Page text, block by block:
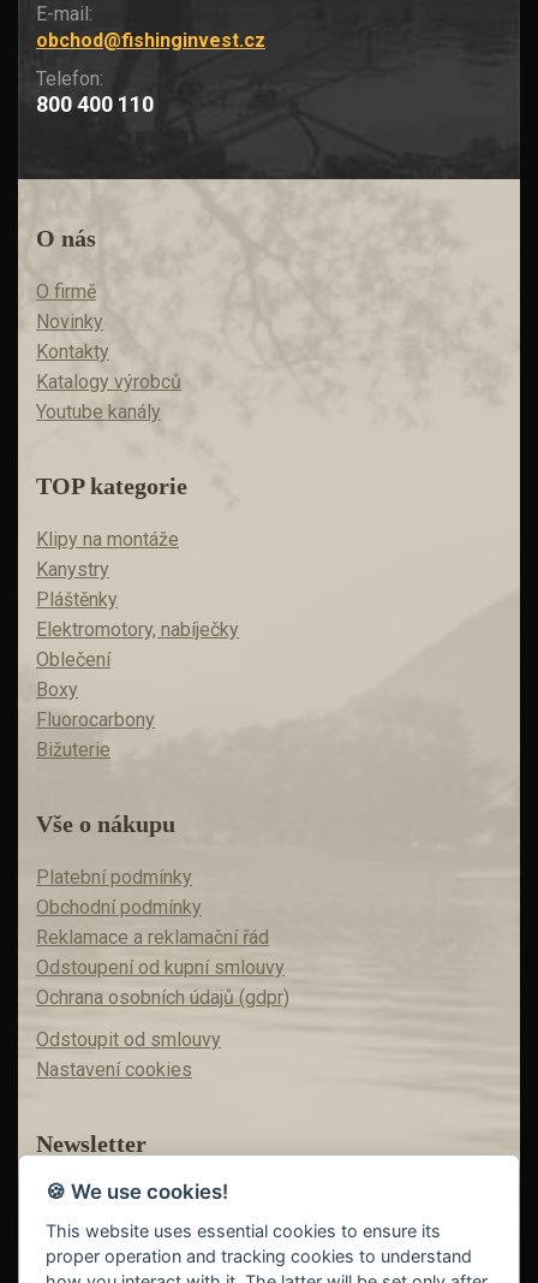
E-mail:
obchod@fishinginvest.cz
Telefon:
800 400 110
O nás
O firmě
Novinky
Kontakty
Katalogy výrobců
Youtube kanály
TOP kategorie
Klipy na montáže
Kanystry
Pláštěnky
Elektromotory, nabíječky
Oblečení
Boxy
Fluorocarbony
Bižuterie
Vše o nákupu
Platební podmínky
Obchodní podmínky
Reklamace a reklamační řád
Odstoupení od kupní smlouvy
Ochrana osobních údajů (gdpr)
Odstoupit od smlouvy
Nastavení cookies
Newsletter
Máte zájem o akční nabídky?
Teď už vám nic neunikne!
🍪 We use cookies!
This website uses essential cookies to ensure its
proper operation and tracking cookies to understand